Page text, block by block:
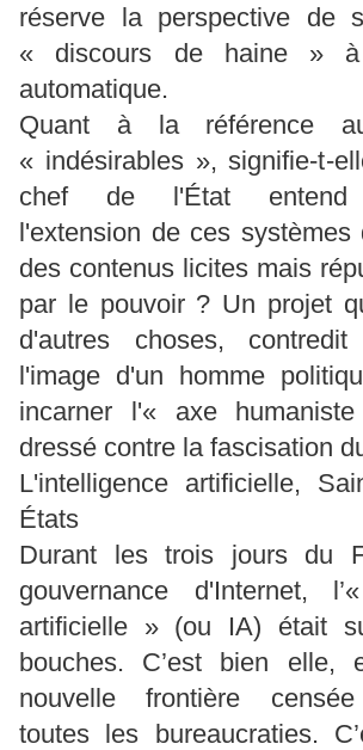
réserve la perspective de
« discours de haine »
automatique.
Quant à la référence
« indésirables », signifie-t-
chef de l'État entend
l'extension de ces systèmes
des contenus licites mais
par le pouvoir ? Un projet
d'autres choses, contredit
l'image d'un homme
incarner l'« axe
dressé contre la fascisation
L'intelligence artificielle,
États
Durant les trois jours du
gouvernance d'Internet,
artificielle » (ou IA) était
bouches. C’est bien elle,
nouvelle frontière
toutes les bureaucraties.